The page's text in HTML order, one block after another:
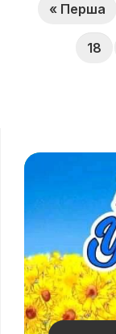
« Перша
18